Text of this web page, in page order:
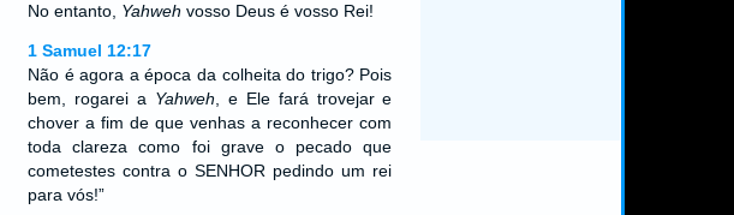
No entanto, Yahweh vosso Deus é vosso Rei!
1 Samuel 12:17
Não é agora a época da colheita do trigo? Pois
bem, rogarei a Yahweh , e Ele fará trovejar e
chover a fim de que venhas a reconhecer com
toda clareza como foi grave o pecado que
cometestes contra o SENHOR pedindo um rei
para vós!”